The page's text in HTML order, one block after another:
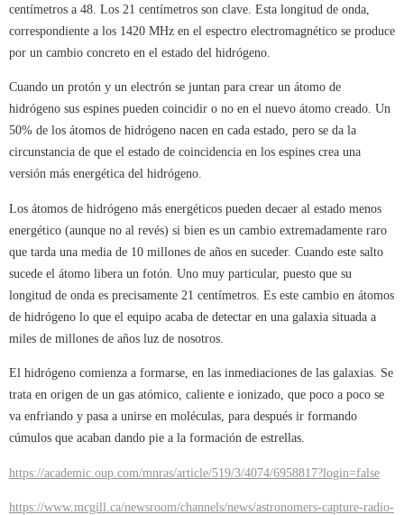
centímetros a 48. Los 21 centímetros son clave. Esta longitud de onda,
correspondiente a los 1420 MHz en el espectro electromagnético se produce
por un cambio concreto en el estado del hidrógeno.
Cuando un protón y un electrón se juntan para crear un átomo de
hidrógeno sus espines pueden coincidir o no en el nuevo átomo creado. Un
50% de los átomos de hidrógeno nacen en cada estado, pero se da la
circunstancia de que el estado de coincidencia en los espines crea una
versión más energética del hidrógeno.
Los átomos de hidrógeno más energéticos pueden decaer al estado menos
energético (aunque no al revés) si bien es un cambio extremadamente raro
que tarda una media de 10 millones de años en suceder. Cuando este salto
sucede el átomo libera un fotón. Uno muy particular, puesto que su
longitud de onda es precisamente 21 centímetros. Es este cambio en átomos
de hidrógeno lo que el equipo acaba de detectar en una galaxia situada a
miles de millones de años luz de nosotros.
El hidrógeno comienza a formarse, en las inmediaciones de las galaxias. Se
trata en origen de un gas atómico, caliente e ionizado, que poco a poco se
va enfriando y pasa a unirse en moléculas, para después ir formando
cúmulos que acaban dando pie a la formación de estrellas.
https://academic.oup.com/mnras/article/519/3/4074/6958817?login=false
https://www.mcgill.ca/newsroom/channels/news/astronomers-capture-radio-